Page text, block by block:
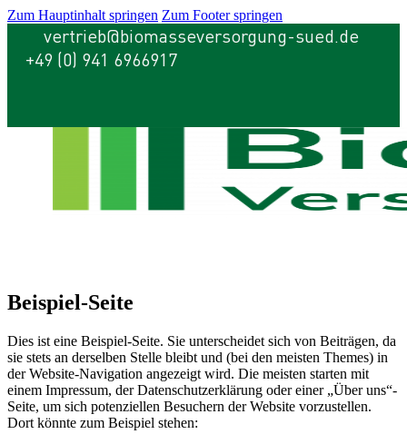
Zum Hauptinhalt springen Zum Footer springen
vertrieb@biomasseversorgung-sued.de
+49 (0) 941 6966917
Beispiel-Seite
Dies ist eine Beispiel-Seite. Sie unterscheidet sich von Beiträgen, da
sie stets an derselben Stelle bleibt und (bei den meisten Themes) in
der Website-Navigation angezeigt wird. Die meisten starten mit
einem Impressum, der Datenschutzerklärung oder einer „Über uns“-
Seite, um sich potenziellen Besuchern der Website vorzustellen.
Dort könnte zum Beispiel stehen: